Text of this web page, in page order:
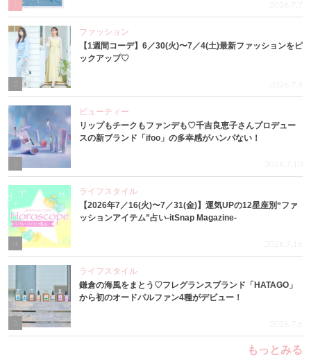
2026.7.7
ファッション
【1週間コーデ】6／30(火)〜7／4(土)最新ファッションをピ
ックアップ♡
2026.7.8
3
ビューティー
リップもチークもファンデも♡千吉良恵子さんプロデュー
スの新ブランド「ifoo」の多幸感がハンパない！
2026.7.10
4
ライフスタイル
【2026年7／16(火)〜7／31(金)】運気UPの12星座別“ファ
ッションアイテム”占い-itSnap Magazine-
2026.7.16
ライフスタイル
鎌倉の海風をまとう♡フレグランスブランド「HATAGO」
から初のオードパルファン4種がデビュー！
2026.7.6
もっとみる